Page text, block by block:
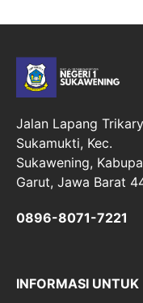
Jalan Lapang
Sukamukti, Kec.
Sukawening,
Garut, Jawa Barat
0896-8071-7221
INFORMASI UNTUK